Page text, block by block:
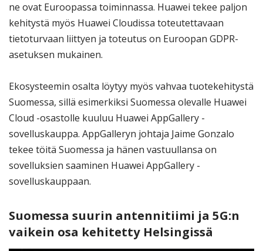
ne ovat Euroopassa toiminnassa. Huawei tekee paljon
kehitystä myös Huawei Cloudissa toteutettavaan
tietoturvaan liittyen ja toteutus on Euroopan GDPR-
asetuksen mukainen.
Ekosysteemin osalta löytyy myös vahvaa tuotekehitystä
Suomessa, sillä esimerkiksi Suomessa olevalle Huawei
Cloud -osastolle kuuluu Huawei AppGallery -
sovelluskauppa. AppGalleryn johtaja Jaime Gonzalo
tekee töitä Suomessa ja hänen vastuullansa on
sovelluksien saaminen Huawei AppGallery -
sovelluskauppaan.
Suomessa suurin antennitiimi ja 5G:n
vaikein osa kehitetty Helsingissä